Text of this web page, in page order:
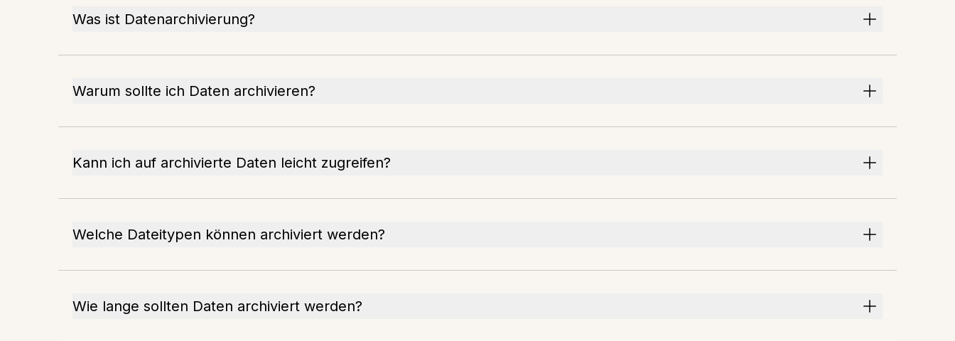
Was ist Datenarchivierung?
Warum sollte ich Daten archivieren?
Kann ich auf archivierte Daten leicht zugreifen?
Welche Dateitypen können archiviert werden?
Wie lange sollten Daten archiviert werden?